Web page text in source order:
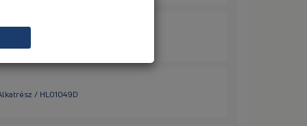
/ HL01029D
/ HL01049D